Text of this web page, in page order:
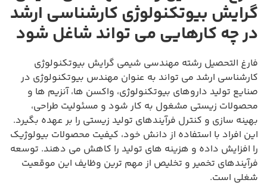
گرایش بیوتکنولوژی کارشناسی ارشد
در چه کارهایی می تواند شاغل شود
فارغ التحصیل رشته مهندسی شیمی گرایش بیوتکنولوژی
کارشناسی ارشد می تواند به عنوان مهندس بیوتکنولوژی در
صنایع تولید داروهای بیوتکنولوژی، واکسن ها، آنزیم ها و
محصولات زیستی مشغول به کار شود و مسئولیت طراحی،
بهینه سازی و کنترل فرآیندهای تولید زیستی را بر عهده بگیرد.
این افراد با استفاده از دانش خود، کیفیت محصولات بیولوژیک
را افزایش داده و هزینه های تولید را کاهش می دهند. توسعه
فرآیندهای تخمیر و تخلیص از مهم ترین وظایف این موقعیت
شغلی است.